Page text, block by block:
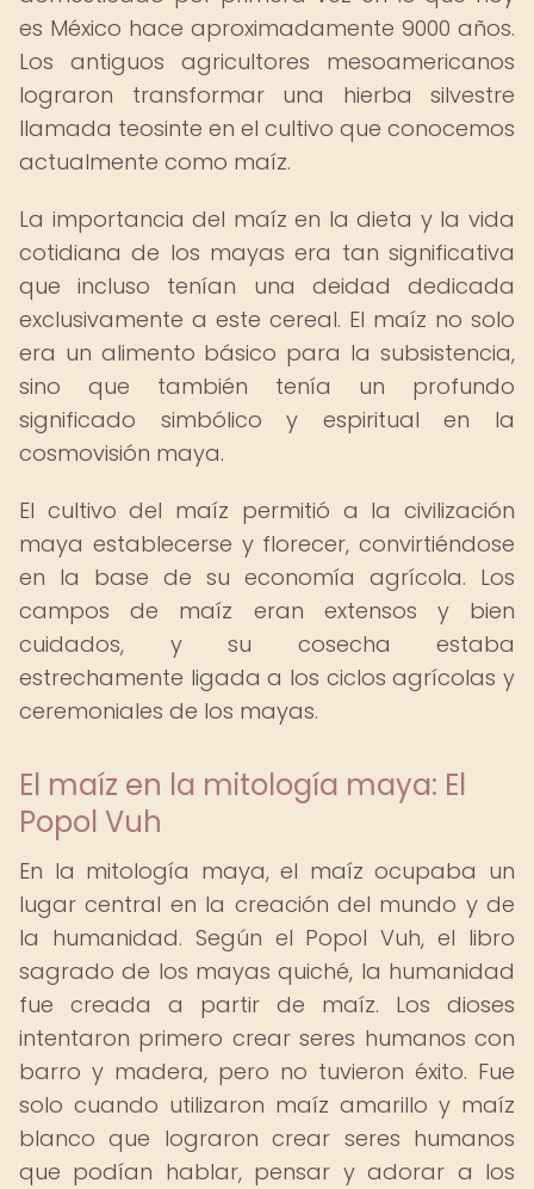
es México hace aproximadamente 9000 años.
Los antiguos agricultores mesoamericanos
lograron transformar una hierba silvestre
llamada teosinte en el cultivo que conocemos
actualmente como maíz.
La importancia del maíz en la dieta y la vida
cotidiana de los mayas era tan significativa
que incluso tenían una deidad dedicada
exclusivamente a este cereal. El maíz no solo
era un alimento básico para la subsistencia,
sino que también tenía un profundo
significado simbólico y espiritual en la
cosmovisión maya.
El cultivo del maíz permitió a la civilización
maya establecerse y florecer, convirtiéndose
en la base de su economía agrícola. Los
campos de maíz eran extensos y bien
cuidados, y su cosecha estaba
estrechamente ligada a los ciclos agrícolas y
ceremoniales de los mayas.
El maíz en la mitología maya: El
Popol Vuh
En la mitología maya, el maíz ocupaba un
lugar central en la creación del mundo y de
la humanidad. Según el Popol Vuh, el libro
sagrado de los mayas quiché, la humanidad
fue creada a partir de maíz. Los dioses
intentaron primero crear seres humanos con
barro y madera, pero no tuvieron éxito. Fue
solo cuando utilizaron maíz amarillo y maíz
blanco que lograron crear seres humanos
que podían hablar, pensar y adorar a los